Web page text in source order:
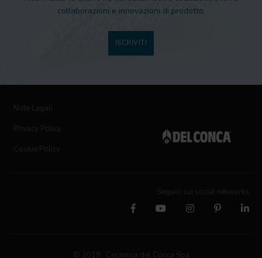
collaborazioni e innovazioni di prodotto.
ISCRIVITI
Note Legali
Privacy Policy
Cookie Policy
Seguici sui social networks
© 2019 Ceramica del Conca Spa